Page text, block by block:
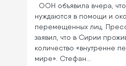
ООН объявила вчера,
нуждаются в помощи и
перемещенных лиц.
заявил, что в Сирии
количество «внутренне
мире». Стефан…